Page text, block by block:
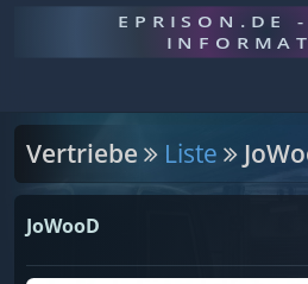
EPRISON.DE
Vertriebe Liste
JoWooD